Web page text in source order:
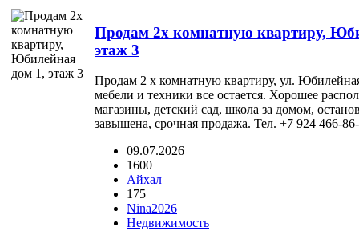
Продам 2х комнатную квартиру,
этаж 3
Продам 2 х комнатную квартиру, ул.
мебели и техники все остается. Хорошее
магазины, детский сад, школа за домом,
завышена, срочная продажа. Тел. +7 924 466-
09.07.2026
1600
Айхал
175
Nina2026
Недвижимость